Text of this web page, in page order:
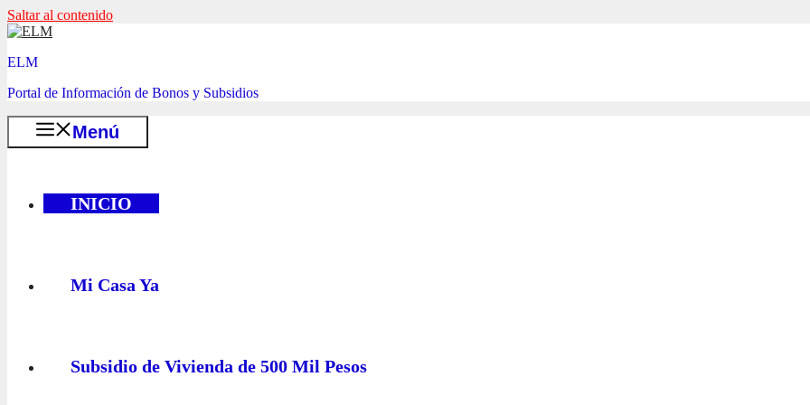
Saltar al contenido
ELM
Portal de Información de Bonos y Subsidios
Menú
INICIO
Mi Casa Ya
Subsidio de Vivienda de 500 Mil Pesos